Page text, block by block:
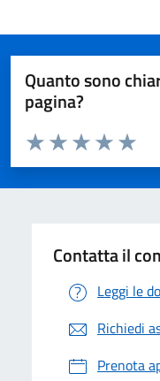
Quanto sono
pagina?
Valuta da 1 a 5 stelle la
Valuta
Valuta 4
Valuta 3
Valuta 2 stelle su
Valuta 1 stelle su 5
Contatta il
Leggi le
Richiedi
Prenota